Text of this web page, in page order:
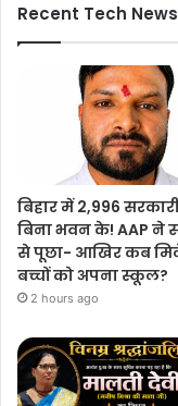
Recent Tech News
बिहार में 2,996
बिना भवन के! AAP ने
से पूछा- आखिर कब
बच्चों को अपना स्कूल?
2 hours ago